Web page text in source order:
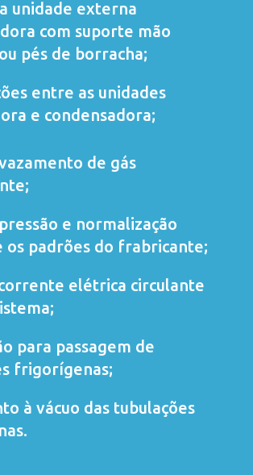
unidade externa
com suporte mão
pés de borracha;
entre as unidades
e condensadora;
de gás
e normalização
os padrões do frabricante;
elétrica circulante
para passagem de
frigorígenas;
à vácuo das tubulações